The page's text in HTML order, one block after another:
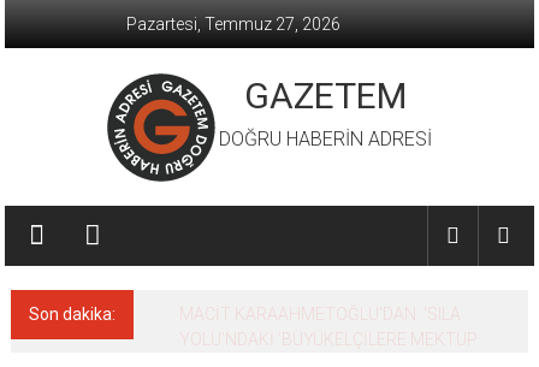
Pazartesi, Temmuz 27, 2026
GAZETEM
DOĞRU HABERİN ADRESİ
Son dakika:
MACİT KARAAHMETOĞLU’DAN ‘SILA
YOLU’NDAKİ ’BÜYÜKELÇİLERE MEKTUP